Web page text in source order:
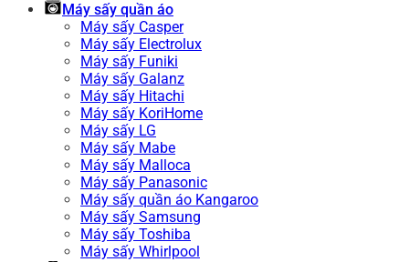
Máy sấy quần áo
Máy sấy Casper
Máy sấy Electrolux
Máy sấy Funiki
Máy sấy Galanz
Máy sấy Hitachi
Máy sấy KoriHome
Máy sấy LG
Máy sấy Mabe
Máy sấy Malloca
Máy sấy Panasonic
Máy sấy quần áo Kangaroo
Máy sấy Samsung
Máy sấy Toshiba
Máy sấy Whirlpool